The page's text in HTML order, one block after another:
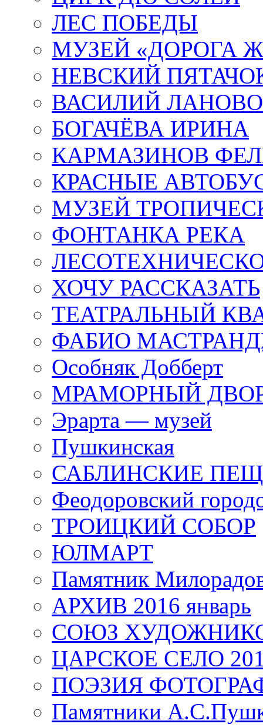
ЛЕС ПОБЕДЫ
МУЗЕЙ «ДОРОГА
НЕВСКИЙ
ВАСИЛИЙ
БОГАЧЁВА ИРИНА
КАРМАЗИНОВ
КРАСНЫЕ
МУЗЕЙ
ФОНТАНКА РЕКА
ХОЧУ РАССКАЗАТЬ
ТЕАТРАЛЬНЫЙ
ФАБИО
Особняк Добберт
МРАМОРНЫЙ
Эрарта — музей
Пушкинская
САБЛИНСКИЕ
Феодоровский
ТРОИЦКИЙ СОБОР
ЮЛМАРТ
Памятник
АРХИВ 2016 январь
СОЮЗ
ЦАРСКОЕ СЕЛО
ПОЭЗИЯ
Памятники